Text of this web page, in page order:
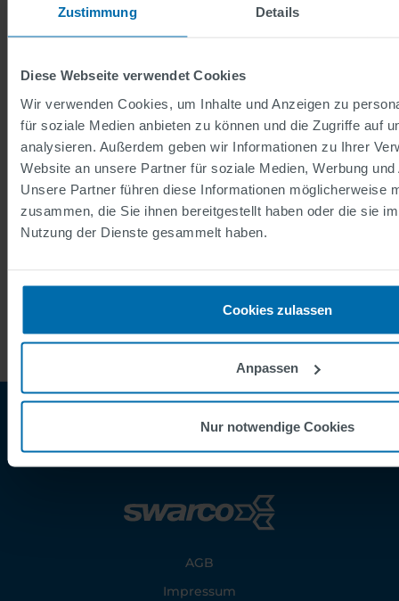
Zustimmung Details
Diese Webseite verwendet Cookies
Wir verwenden Cookies, um Inhalte und Anzeigen zu
für soziale Medien anbieten zu können und die Zugriffe auf
analysieren. Außerdem geben wir Informationen zu Ihrer
Website an unsere Partner für soziale Medien, Werbung
Unsere Partner führen diese Informationen möglicherweise
zusammen, die Sie ihnen bereitgestellt haben oder die sie
Nutzung der Dienste gesammelt haben.
Cookies zulassen
Anpassen
Nur notwendige Cookies
Downloads
AGB
Impressum